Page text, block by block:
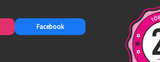
Facebook